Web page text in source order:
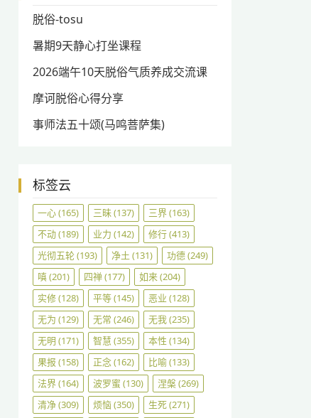
脱俗-tosu
暑期9天静心打坐课程
2026端午10天脱俗气质养成交流课
摩诃脱俗心得分享
事师法五十颂(马鸣菩萨集)
标签云
一心(165) 三昧(137) 三界(163)
不动(189) 业力 (142) 修行(413)
光彻五轮(193) 净土 (131) 功德(249)
嗔(201) 四禅(177) 如来(204)
实修(128) 平等(145) 恶业 (128)
无为 (129) 无常 (246) 无我(235)
无明 (171) 智慧 (355) 本性 (134)
果报 (158) 正念(162) 比喻(133)
法界(164) 波罗蜜 (130) 涅槃(269)
清净(309) 烦恼(350) 生死(271)